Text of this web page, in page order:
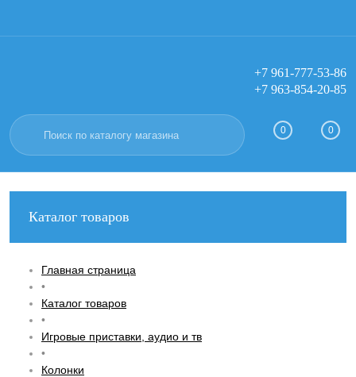
Вход Регистрация
+7 961-777-53-86
+7 963-854-20-85
0 0
Каталог товаров
Главная страница
•
Каталог товаров
•
Игровые приставки, аудио и тв
•
Колонки